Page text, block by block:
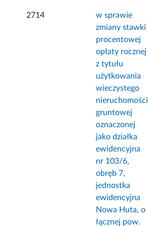
2714
w sprawie
zmiany stawki
procentowej
opłaty rocznej
z tytułu
użytkowania
wieczystego
nieruchomości
gruntowej
oznaczonej
jako działka
ewidencyjna
nr 103/6,
obręb 7,
jednostka
ewidencyjna
Nowa Huta, o
łącznej pow.